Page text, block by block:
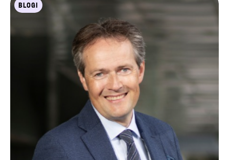
BLOGI